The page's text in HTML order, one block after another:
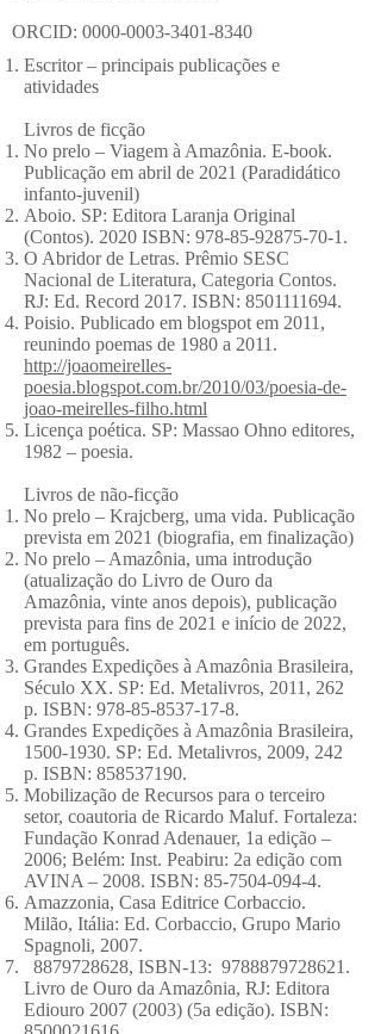
ORCID: 0000-0003-3401-8340
Escritor – principais publicações e
atividades
Livros de ficção
No prelo – Viagem à Amazônia. E-book.
Publicação em abril de 2021 (Paradidático
infanto-juvenil)
Aboio. SP: Editora Laranja Original
(Contos). 2020 ISBN: 978-85-92875-70-1 .
O Abridor de Letras. Prêmio SESC
Nacional de Literatura, Categoria Contos.
RJ: Ed. Record 2017. ISBN: 8501111694.
Poisio. Publicado em blogspot em 2011,
reunindo poemas de 1980 a 2011.
http://joaomeirelles-
poesia.blogspot.com.br/2010/03/poesia-de-
joao-meirelles-filho.html
Licença poética. SP: Massao Ohno editores,
1982 – poesia.
Livros de não-ficção
No prelo – Krajcberg, uma vida. Publicação
prevista em 2021 (biografia, em finalização)
No prelo – Amazônia, uma introdução
(atualização do Livro de Ouro da
Amazônia, vinte anos depois), publicação
prevista para fins de 2021 e início de 2022,
em português.
Grandes Expedições à Amazônia Brasileira,
Século XX. SP: Ed. Metalivros, 2011, 262
p. ISBN: 978-85-8537-17-8.
Grandes Expedições à Amazônia Brasileira,
1500-1930. SP: Ed. Metalivros, 2009, 242
p. ISBN: 858537190.
Mobilização de Recursos para o terceiro
setor, coautoria de Ricardo Maluf. Fortaleza:
Fundação Konrad Adenauer, 1a edição –
2006; Belém: Inst. Peabiru: 2a edição com
AVINA – 2008. ISBN: 85-7504-094-4.
Amazzonia, Casa Editrice Corbaccio.
Milão, Itália: Ed. Corbaccio, Grupo Mario
Spagnoli, 2007.
8879728628, ISBN-13: 9788879728621 .
Livro de Ouro da Amazônia, RJ: Editora
Ediouro 2007 (2003) (5a edição). ISBN: